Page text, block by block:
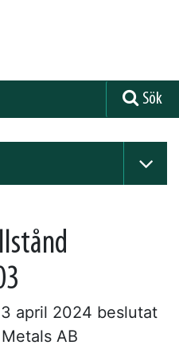
Sök
april 2024 beslutat
AB